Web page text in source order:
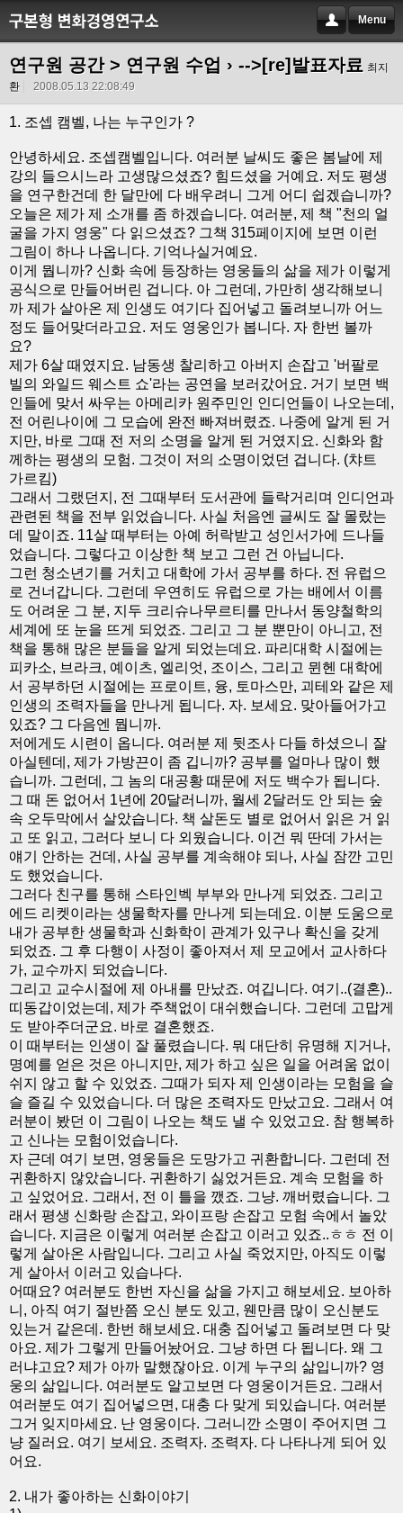
Menu
연구원 공간 > 연구원 수업 › -->[re]발표자료 최지
환
2008.05.13 22:08:49
1. 조셉 캠벨, 나는 누구인가 ?
안녕하세요. 조셉캠벨입니다. 여러분 날씨도 좋은 봄날에 제
강의 들으시느라 고생많으셨죠? 힘드셨을 거예요. 저도 평생
을 연구한건데 한 달만에 다 배우려니 그게 어디 쉽겠습니까?
오늘은 제가 제 소개를 좀 하겠습니다. 여러분, 제 책 "천의 얼
굴을 가지 영웅" 다 읽으셨죠? 그책 315페이지에 보면 이런
그림이 하나 나옵니다. 기억나실거예요.
이게 뭡니까? 신화 속에 등장하는 영웅들의 삶을 제가 이렇게
공식으로 만들어버린 겁니다. 아 그런데, 가만히 생각해보니
까 제가 살아온 제 인생도 여기다 집어넣고 돌려보니까 어느
정도 들어맞더라고요. 저도 영웅인가 봅니다. 자 한번 볼까
요?
제가 6살 때였지요. 남동생 찰리하고 아버지 손잡고 '버팔로
빌의 와일드 웨스트 쇼'라는 공연을 보러갔어요. 거기 보면 백
인들에 맞서 싸우는 아메리카 원주민인 인디언들이 나오는데,
전 어린나이에 그 모습에 완전 빠져버렸죠. 나중에 알게 된 거
지만, 바로 그때 전 저의 소명을 알게 된 거였지요. 신화와 함
께하는 평생의 모험. 그것이 저의 소명이었던 겁니다. (챠트
가르킴)
그래서 그랬던지, 전 그때부터 도서관에 들락거리며 인디언과
관련된 책을 전부 읽었습니다. 사실 처음엔 글씨도 잘 몰랐는
데 말이죠. 11살 때부터는 아예 허락받고 성인서가에 드나들
었습니다. 그렇다고 이상한 책 보고 그런 건 아닙니다.
그런 청소년기를 거치고 대학에 가서 공부를 하다. 전 유럽으
로 건너갑니다. 그런데 우연히도 유럽으로 가는 배에서 이름
도 어려운 그 분, 지두 크리슈나무르티를 만나서 동양철학의
세계에 또 눈을 뜨게 되었죠. 그리고 그 분 뿐만이 아니고, 전
책을 통해 많은 분들을 알게 되었는데요. 파리대학 시절에는
피카소, 브라크, 예이츠, 엘리엇, 조이스, 그리고 뮌헨 대학에
서 공부하던 시절에는 프로이트, 융, 토마스만, 괴테와 같은 제
인생의 조력자들을 만나게 됩니다. 자. 보세요. 맞아들어가고
있죠? 그 다음엔 뭡니까.
저에게도 시련이 옵니다. 여러분 제 뒷조사 다들 하셨으니 잘
아실텐데, 제가 가방끈이 좀 깁니까? 공부를 얼마나 많이 했
습니까. 그런데, 그 놈의 대공황 때문에 저도 백수가 됩니다.
그 때 돈 없어서 1년에 20달러니까, 월세 2달러도 안 되는 숲
속 오두막에서 살았습니다. 책 살돈도 별로 없어서 읽은 거 읽
고 또 읽고, 그러다 보니 다 외웠습니다. 이건 뭐 딴데 가서는
얘기 안하는 건데, 사실 공부를 계속해야 되나, 사실 잠깐 고민
도 했었습니다.
그러다 친구를 통해 스타인벡 부부와 만나게 되었죠. 그리고
에드 리켓이라는 생물학자를 만나게 되는데요. 이분 도움으로
내가 공부한 생물학과 신화학이 관계가 있구나 확신을 갖게
되었죠. 그 후 다행이 사정이 좋아져서 제 모교에서 교사하다
가, 교수까지 되었습니다.
그리고 교수시절에 제 아내를 만났죠. 여깁니다. 여기..(결혼)..
띠동갑이었는데, 제가 주책없이 대쉬했습니다. 그런데 고맙게
도 받아주더군요. 바로 결혼했죠.
이 때부터는 인생이 잘 풀렸습니다. 뭐 대단히 유명해 지거나,
명예를 얻은 것은 아니지만, 제가 하고 싶은 일을 어려움 없이
쉬지 않고 할 수 있었죠. 그때가 되자 제 인생이라는 모험을 슬
슬 즐길 수 있었습니다. 더 많은 조력자도 만났고요. 그래서 여
러분이 봤던 이 그림이 나오는 책도 낼 수 있었고요. 참 행복하
고 신나는 모험이었습니다.
자 근데 여기 보면, 영웅들은 도망가고 귀환합니다. 그런데 전
귀환하지 않았습니다. 귀환하기 싫었거든요. 계속 모험을 하
고 싶었어요. 그래서, 전 이 틀을 깼죠. 그냥. 깨버렸습니다. 그
래서 평생 신화랑 손잡고, 와이프랑 손잡고 모험 속에서 놀았
습니다. 지금은 이렇게 여러분 손잡고 이러고 있죠..ㅎㅎ 전 이
렇게 살아온 사람입니다. 그리고 사실 죽었지만, 아직도 이렇
게 살아서 이러고 있습나다.
어때요? 여러분도 한번 자신을 삶을 가지고 해보세요. 보아하
니, 아직 여기 절반쯤 오신 분도 있고, 웬만큼 많이 오신분도
있는거 같은데. 한번 해보세요. 대충 집어넣고 돌려보면 다 맞
아요. 제가 그렇게 만들어놨어요. 그냥 하면 다 됩니다. 왜 그
러냐고요? 제가 아까 말했잖아요. 이게 누구의 삶입니까? 영
웅의 삶입니다. 여러분도 알고보면 다 영웅이거든요. 그래서
여러분도 여기 집어넣으면, 대충 다 맞게 되있습니다. 여러분
그거 잊지마세요. 난 영웅이다. 그러니깐 소명이 주어지면 그
냥 질러요. 여기 보세요. 조력자. 조력자. 다 나타나게 되어 있
어요.
2. 내가 좋아하는 신화이야기